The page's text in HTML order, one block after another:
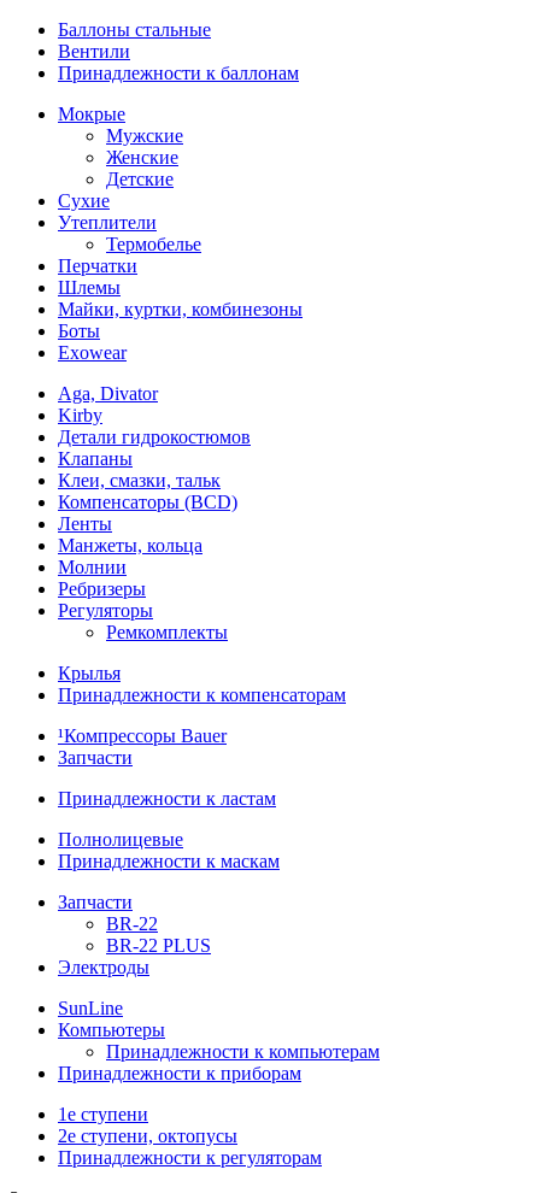
Баллоны стальные
Вентили
Принадлежности к баллонам
Мокрые
Мужские
Женские
Детские
Сухие
Утеплители
Термобелье
Перчатки
Шлемы
Майки, куртки, комбинезоны
Боты
Exowear
Aga, Divator
Kirby
Детали гидрокостюмов
Клапаны
Клеи, смазки, тальк
Компенсаторы (BCD)
Ленты
Манжеты, кольца
Молнии
Ребризеры
Регуляторы
Ремкомплекты
Крылья
Принадлежности к компенсаторам
¹Компрессоры Bauer
Запчасти
Принадлежности к ластам
Полнолицевые
Принадлежности к маскам
Запчасти
BR-22
BR-22 PLUS
Электроды
SunLine
Компьютеры
Принадлежности к компьютерам
Принадлежности к приборам
1е ступени
2е ступени, октопусы
Принадлежности к регуляторам